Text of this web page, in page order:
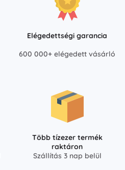
Elégedettségi garancia
600 000+ elégedett vásárló
Több tízezer termék
raktáron
Szállítás 3 nap belül